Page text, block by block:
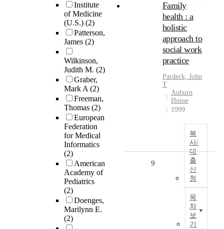
Institute
of Medicine
(U.S.) (2)
Patterson,
James (2)
Wilkinson,
Judith M. (2)
Graber,
Mark A(2)
Freeman,
Thomas (2)
European
Federation
for Medical
Informatics
(2)
American
Academy of
Pediatrics
(2)
Doenges,
Marilynn E.
(2)
Family
health : a
holistic
approach to
social work
practice
Pardeck, John
T
Auburn
House
1999
복
사/
대
출
신
청
목
차
보
기
9